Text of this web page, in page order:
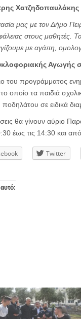
Χατζηδοπαυλάκης
μας με τον Δήμο
στους μαθητές. Τα
με αγάπη,
Αγωγής
του προγράμματος
οποίο τα παιδιά
σε ειδικά
θα γίνουν αύριο
έως τις 14:30 και
Twitter